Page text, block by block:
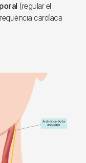
(regular el
cardíaca